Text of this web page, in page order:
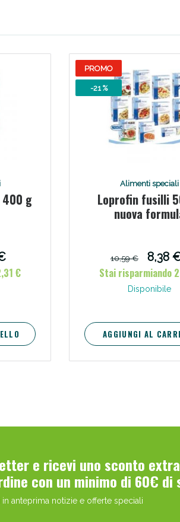
400 g
€
PROMO
-21 %
Alimenti speciali
Loprofin fusilli
nuova
10,59 €
8,38
Stai risparmiando
Disponibile
AGGIUNGI AL
e ricevi uno sconto
con un minimo di 60€ di
in anteprima notizie e offerte speciali